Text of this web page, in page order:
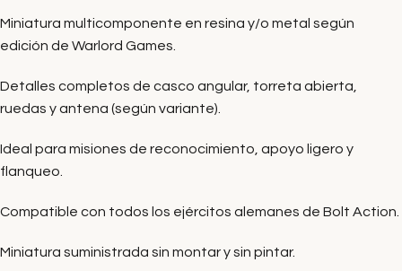
Miniatura multicomponente en resina y/o metal según
edición de Warlord Games.
Detalles completos de casco angular, torreta abierta,
ruedas y antena (según variante).
Ideal para misiones de reconocimiento, apoyo ligero y
flanqueo.
Compatible con todos los ejércitos alemanes de Bolt Action.
Miniatura suministrada sin montar y sin pintar.